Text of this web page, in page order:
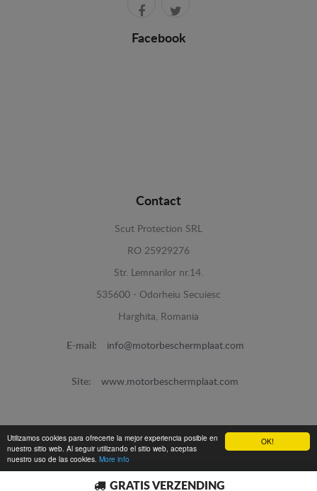
OK!
Utilizamos cookies para ofrecerte la mejor experiencia posible en
nuestro sitio web. Al seguir utilizando el sitio web, aceptas
nuestro uso de las cookies. More info
Facebook
Contact
Scut Protection SRL
RO 25929276
Str. Lemnarilor nr.14.
535600 - Odorheiu Secuiesc
Harghita, Romania
E-mail: info@motorbeschermplaat.com
Site: www.motorbeschermplaat.com
www.motorbeschermplaat.com -© 2026
GRATIS VERZENDING